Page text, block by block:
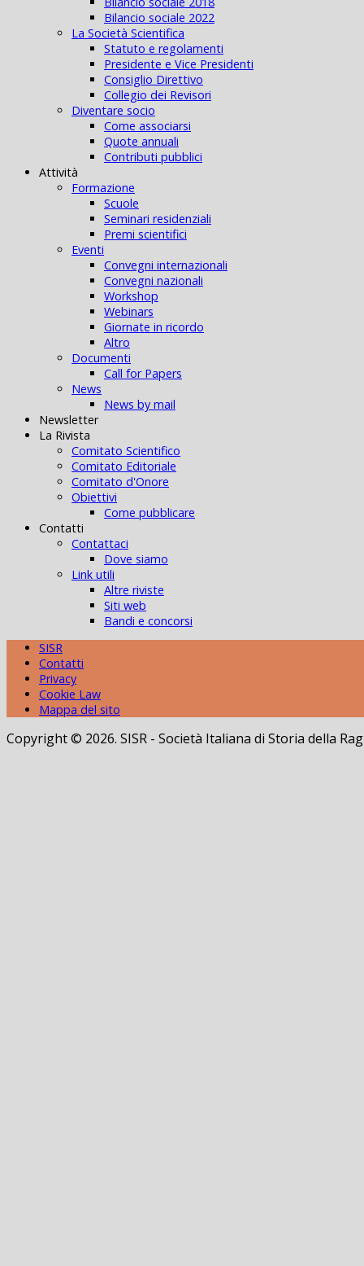
Bilancio sociale 2022
La Società Scientifica
Statuto e regolamenti
Presidente e Vice Presidenti
Consiglio Direttivo
Collegio dei Revisori
Diventare socio
Come associarsi
Quote annuali
Contributi pubblici
Attività
Formazione
Scuole
Seminari residenziali
Premi scientifici
Eventi
Convegni internazionali
Convegni nazionali
Workshop
Webinars
Giornate in ricordo
Altro
Documenti
Call for Papers
News
News by mail
Newsletter
La Rivista
Comitato Scientifico
Comitato Editoriale
Comitato d'Onore
Obiettivi
Come pubblicare
Contatti
Contattaci
Dove siamo
Link utili
Altre riviste
Siti web
Bandi e concorsi
SISR
Contatti
Privacy
Cookie Law
Mappa del sito
Copyright © 2026. SISR - Società Italiana di Storia della